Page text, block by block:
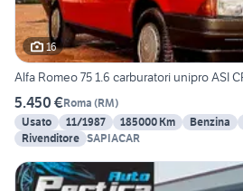
16
Alfa Romeo 75 1.6 carburatori unipro ASI
5.450 €Roma (RM)
Usato
11/1987 185000 Km Benzina
Rivenditore SAPIACAR